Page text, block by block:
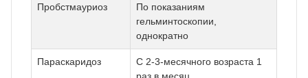
Пробстмауриоз
По показаниям
гельминтоскопии,
однократно
Параскаридоз
С 2-3-месячного возраста 1
раз в месяц